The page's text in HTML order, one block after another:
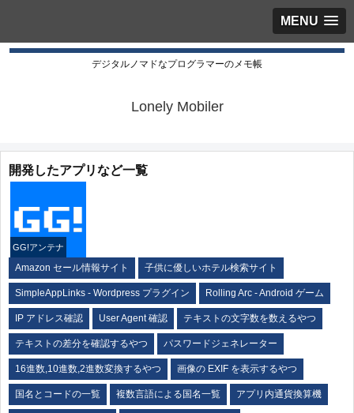
MENU
デジタルノマドなプログラマーのメモ帳
Lonely Mobiler
開発したアプリなど一覧
GG!アンテナ
Amazon セール情報サイト 子供に優しいホテル検索サイト
SimpleAppLinks - Wordpress プラグイン Rolling Arc - Android ゲーム
IP アドレス確認 User Agent 確認 テキストの文字数を数えるやつ
テキストの差分を確認するやつ パスワードジェネレーター
16進数,10進数,2進数変換するやつ 画像の EXIF を表示するやつ
国名とコードの一覧 複数言語による国名一覧 アプリ内通貨換算機